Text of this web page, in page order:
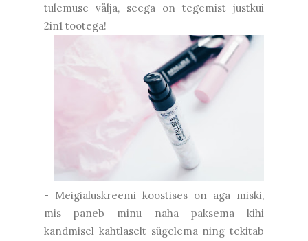
tulemuse välja, seega on tegemist justkui
2in1 tootega!
- Meigialuskreemi koostises on aga miski,
mis paneb minu naha paksema kihi
kandmisel kahtlaselt sügelema ning tekitab